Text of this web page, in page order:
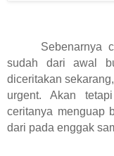
Sebenarnya
sudah dari awal
diceritakan
urgent. Akan
ceritanya menguap
dari pada enggak